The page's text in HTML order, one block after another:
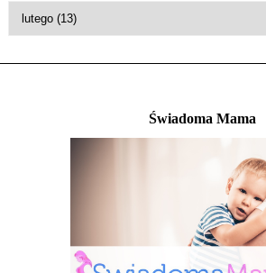
Świadoma Mama